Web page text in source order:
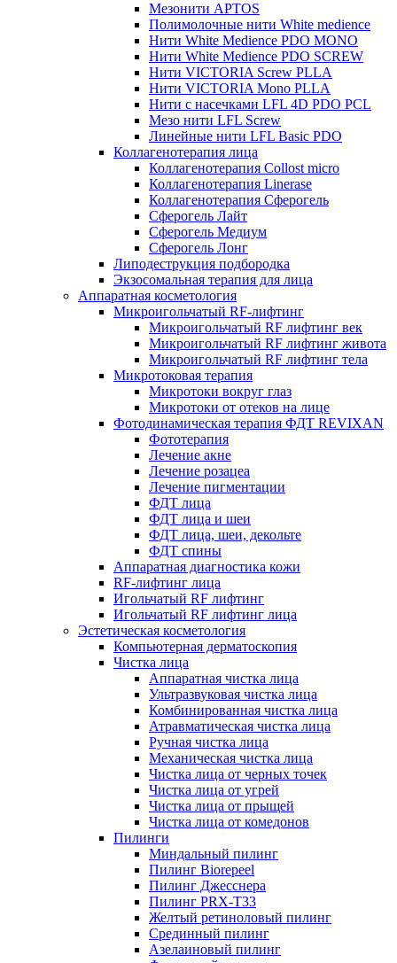
Мезонити APTOS
Полимолочные нити White medience
Нити White Medience PDO MONO
Нити White Medience PDO SCREW
Нити VICTORIA Screw PLLA
Нити VICTORIA Mono PLLA
Нити с насечками LFL 4D PDO PCL
Мезо нити LFL Screw
Линейные нити LFL Basic PDO
Коллагенотерапия лица
Коллагенотерапия Collost micro
Коллагенотерапия Linerase
Коллагенотерапия Сферогель
Сферогель Лайт
Сферогель Медиум
Сферогель Лонг
Липодеструкция подбородка
Экзосомальная терапия для лица
Аппаратная косметология
Микроигольчатый RF-лифтинг
Микроигольчатый RF лифтинг век
Микроигольчатый RF лифтинг живота
Микроигольчатый RF лифтинг тела
Микротоковая терапия
Микротоки вокруг глаз
Микротоки от отеков на лице
Фотодинамическая терапия ФДТ REVIXAN
Фототерапия
Лечение акне
Лечение розацеа
Лечение пигментации
ФДТ лица
ФДТ лица и шеи
ФДТ лица, шеи, декольте
ФДТ спины
Аппаратная диагностика кожи
RF-лифтинг лица
Игольчатый RF лифтинг
Игольчатый RF лифтинг лица
Эстетическая косметология
Компьютерная дерматоскопия
Чистка лица
Аппаратная чистка лица
Ультразвуковая чистка лица
Комбинированная чистка лица
Атравматическая чистка лица
Ручная чистка лица
Механическая чистка лица
Чистка лица от черных точек
Чистка лица от угрей
Чистка лица от прыщей
Чистка лица от комедонов
Пилинги
Миндальный пилинг
Пилинг Biorepeel
Пилинг Джесснера
Пилинг PRX-T33
Желтый ретиноловый пилинг
Срединный пилинг
Азелаиновый пилинг